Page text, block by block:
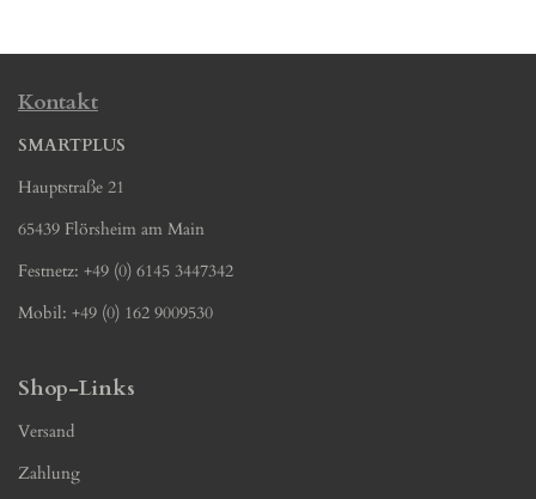
Kontakt
SMARTPLUS
Hauptstraße 21
65439 Flörsheim am Main
Festnetz: +49 (0) 6145 3447342
Mobil: +49 (0) 162 9009530
Shop-Links
Versand
Zahlung